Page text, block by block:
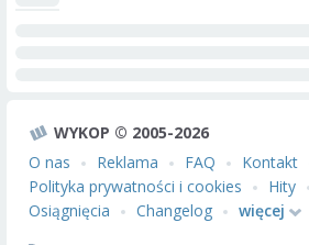
WYKOP © 2005-2026
O nas
Reklama FAQ Kontakt
Polityka prywatności i cookies
Hity
Osiągnięcia
Changelog
więcej